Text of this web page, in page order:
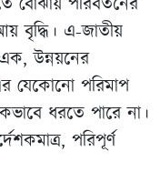
বৃদ্ধি। এ-জাতীয়
উন্নয়নের
যেকোনো পরিমাপ
ধরতে পারে না।
পরিপূর্ণ